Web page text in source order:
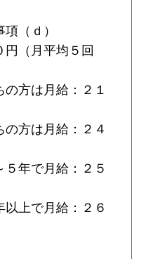
（ｄ）
円（月平均５回
方は月給：２１
方は月給：２４
年で月給：２５
上で月給：２６